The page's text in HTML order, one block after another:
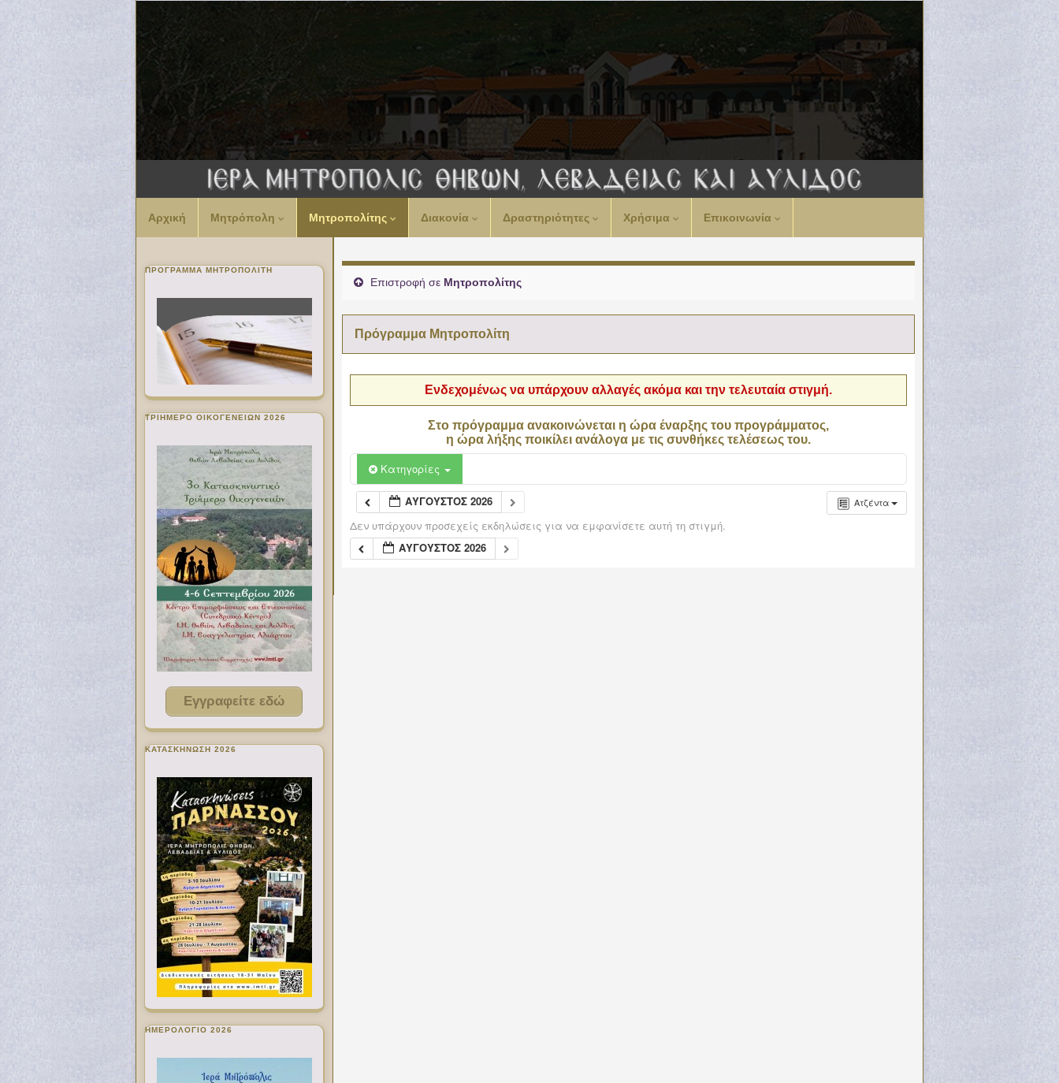
Αρχική Μητρόπολη Μητροπολίτης Διακονία Δραστηριότητες Χρήσιμα Επικοινωνία
Επιστροφή σε Μητροπολίτης
Πρόγραμμα Μητροπολίτη
Ενδεχομένως να υπάρχουν αλλαγές ακόμα και την τελευταία στιγμή.
Στο πρόγραμμα ανακοινώνεται η ώρα έναρξης του προγράμματος,
η ώρα λήξης ποικίλει ανάλογα με τις συνθήκες τελέσεως του.
Κατηγορίες
Ατζέντα
ΑΎΓΟΥΣΤΟΣ 2026
Δεν υπάρχουν προσεχείς εκδηλώσεις για να εμφανίσετε αυτή τη στιγμή.
ΑΎΓΟΥΣΤΟΣ 2026
ΠΡΌΓΡΑΜΜΑ ΜΗΤΡΟΠΟΛΊΤΗ
ΤΡΙΗΜΕΡΟ ΟΙΚΟΓΕΝΕΙΩΝ 2026
Εγγραφείτε εδώ
ΚΑΤΑΣΚΗΝΩΣΗ 2026
ΗΜΕΡΟΛΟΓΙΟ 2026